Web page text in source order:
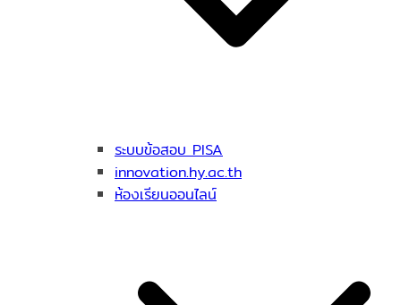
ระบบข้อสอบ PISA
innovation.hy.ac.th
ห้องเรียนออนไลน์